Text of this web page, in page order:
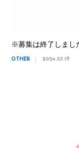
※募集は終了しまし
OTHER 2024.07.19